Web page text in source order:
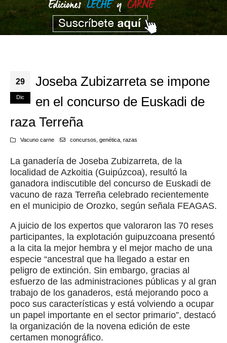
29
Dic
Joseba Zubizarreta se impone
en el concurso de Euskadi de
raza Terreña
Vacuno carne concursos genética, razas
La ganadería de Joseba Zubizarreta, de la
localidad de Azkoitia (Guipúzcoa), resultó la
ganadora indiscutible del concurso de Euskadi de
vacuno de raza Terreña celebrado recientemente
en el municipio de Orozko, según señala FEAGAS.
A juicio de los expertos que valoraron las 70 reses
participantes, la explotación guipuzcoana presentó
a la cita la mejor hembra y el mejor macho de una
especie “ancestral que ha llegado a estar en
peligro de extinción. Sin embargo, gracias al
esfuerzo de las administraciones públicas y al gran
trabajo de los ganaderos, está mejorando poco a
poco sus características y está volviendo a ocupar
un papel importante en el sector primario”, destacó
la organización de la novena edición de este
certamen monográfico.